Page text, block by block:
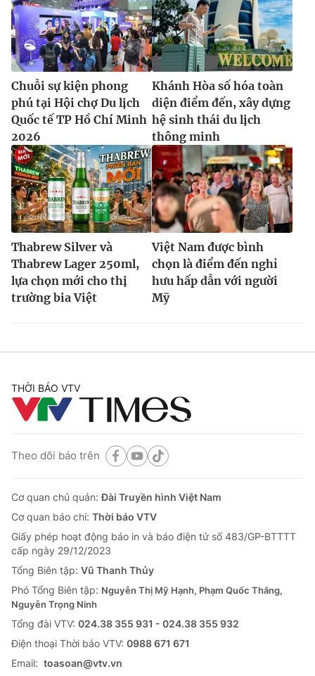
Chuỗi sự kiện phong
phú tại Hội chợ Du lịch
Quốc tế TP Hồ Chí Minh
2026
Khánh Hòa số hóa toàn
diện điểm đến, xây dựng
hệ sinh thái du lịch
thông minh
Thabrew Silver và
Thabrew Lager 250ml,
lựa chọn mới cho thị
trường bia Việt
Việt Nam được bình
chọn là điểm đến nghỉ
hưu hấp dẫn với người
Mỹ
THỜI BÁO VTV
Theo dõi báo trên
Cơ quan chủ quản:Đài Truyền hình Việt Nam
Cơ quan báo chí: Thời báo VTV
Giấy phép hoạt động báo in và báo điện tử số 483/GP-BTTTT
cấp ngày 29/12/2023
Tổng Biên tập: Vũ Thanh Thủy
Phó Tổng Biên tập: Nguyễn Thị Mỹ Hạnh, Phạm Quốc Thắng,
Nguyễn Trọng Ninh
Tổng đài VTV: 024.38 355 931 - 024.38 355 932
Ðiện thoại Thời báo VTV: 0988 671 671
Email: toasoan@vtv.vn